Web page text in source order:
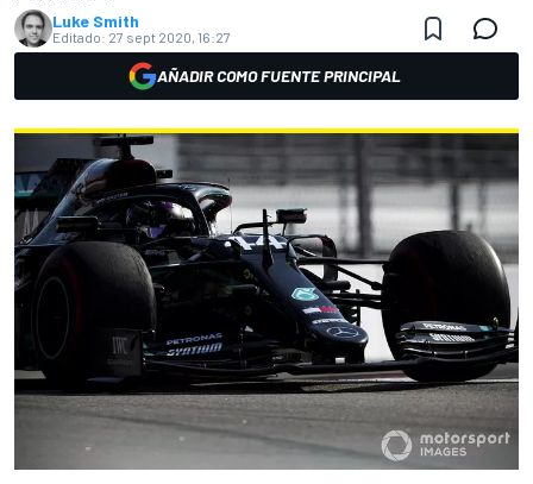
Luke Smith
Editado: 27 sept 2020, 16:27
AÑADIR COMO FUENTE PRINCIPAL